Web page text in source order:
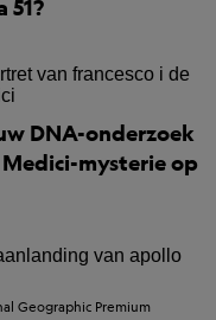
51?
DNA-onderzoek
mysterie op
Geographic Premium